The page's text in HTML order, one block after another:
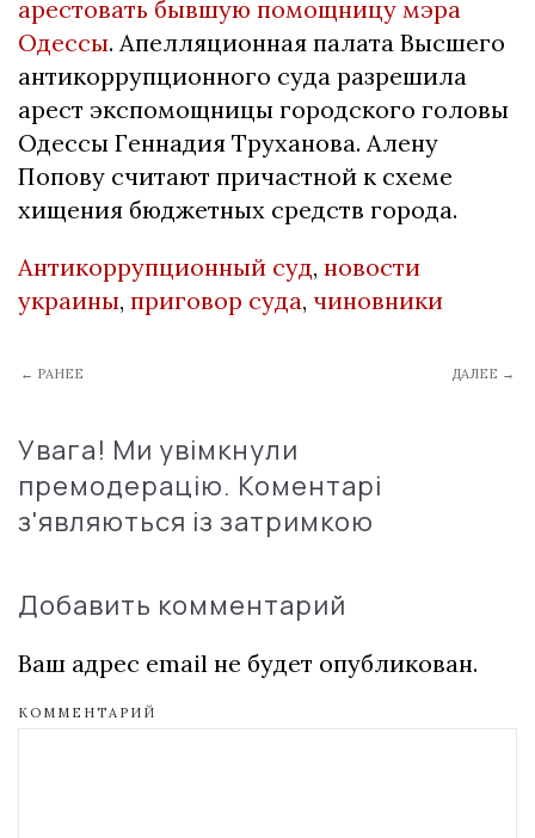
арестовать бывшую помощницу мэра
Одессы. Апелляционная палата Высшего
антикоррупционного суда разрешила
арест экспомощницы городского головы
Одессы Геннадия Труханова. Алену
Попову считают причастной к схеме
хищения бюджетных средств города.
Антикоррупционный суд, новости
украины, приговор суда, чиновники
← РАНЕЕ ДАЛЕЕ →
Увага! Ми увімкнули
премодерацію. Коментарі
з'являються із затримкою
Добавить комментарий
Ваш адрес email не будет опубликован.
КОММЕНТАРИЙ